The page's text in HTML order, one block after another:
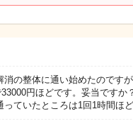
消の整体に通い始めたのです
円ほどです。妥当ですか
っていたところは1回1時間ほ